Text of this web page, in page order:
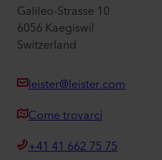
Galileo-Strasse 10
6056 Kaegiswil
Switzerland
leister@leister.com
Come trovarci
+41 41 662 75 75